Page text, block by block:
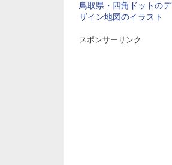
鳥取県・四角ドットのデ
ザイン地図のイラスト
スポンサーリンク